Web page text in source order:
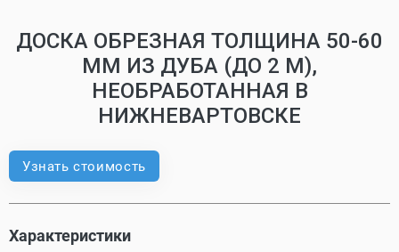
ДОСКА ОБРЕЗНАЯ ТОЛЩИНА 50-60
ММ ИЗ ДУБА (ДО 2 М),
НЕОБРАБОТАННАЯ В
НИЖНЕВАРТОВСКЕ
Узнать стоимость
Характеристики